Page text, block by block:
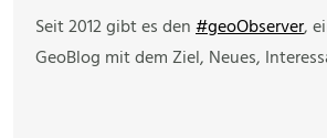
Seit 2012 gibt es den#geoObserver,
GeoBlog mit dem Ziel, Neues,